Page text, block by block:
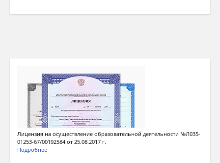
Лицензия на осуществление образовательной деятельности №Л035-
01253-67/00192584 от 25.08.2017 г.
Подробнее